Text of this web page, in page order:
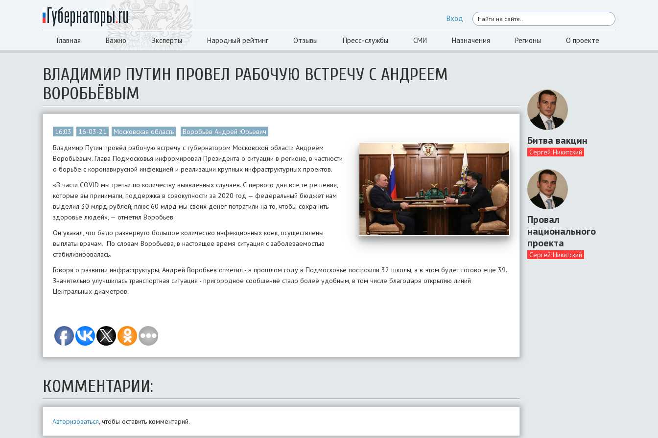
Вход
Главная Важно Эксперты Народный рейтинг Отзывы Пресс-службы СМИ Назначения Регионы О проекте
ВЛАДИМИР ПУТИН ПРОВЕЛ РАБОЧУЮ ВСТРЕЧУ С АНДРЕЕМ
ВОРОБЬЁВЫМ
16:03 16-03-21 Московская область
Воробьёв Андрей Юрьевич
Владимир Путин провёл рабочую встречу с губернатором Московской области Андреем
Воробьёвым. Глава Подмосковья информировал Президента о ситуации в регионе, в частности
о борьбе с коронавирусной инфекцией и реализации крупных инфраструктурных проектов.
«В части COVID мы третьи по количеству выявленных случаев. С первого дня все те решения,
которые вы принимали, поддержка в совокупности за 2020 год — федеральный бюджет нам
выделил 30 млрд рублей, плюс 60 млрд мы своих денег потратили на то, чтобы сохранить
здоровье людей», — отметил Воробьев.
Он указал, что было развернуто большое количество инфекционных коек, осуществлены
выплаты врачам. По словам Воробьева, в настоящее время ситуация с заболеваемостью
стабилизировалась.
Говоря о развитии инфраструктуры, Андрей Воробьев отметил - в прошлом году в Подмосковье построили 32 школы, а в этом будет готово еще 39.
Значительно улучшилась транспортная ситуация - пригородное сообщение стало более удобным, в том числе благодаря открытию линий
Центральных диаметров.
КОММЕНТАРИИ:
Авторизоваться, чтобы оставить комментарий.
Битва вакцин
Сергей Никитский
Провал
национального
проекта
Сергей Никитский